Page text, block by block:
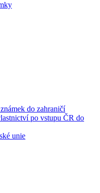
do zahraničí
po vstupu ČR do
unie